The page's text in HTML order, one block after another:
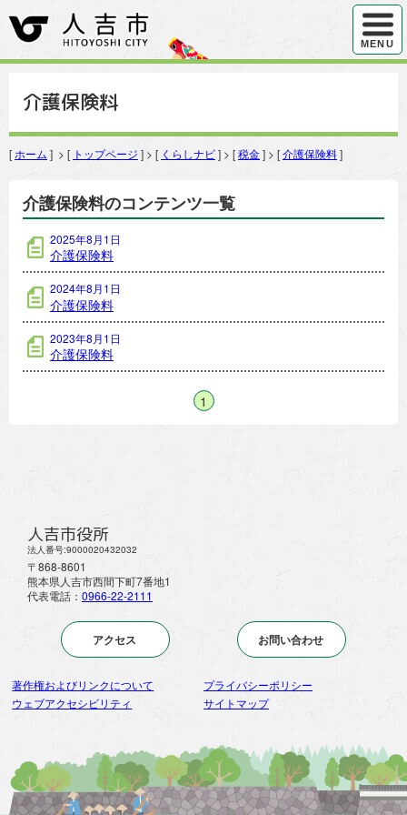
ハンバ
MENU
介護保険料
[ ホーム ] > [ トップページ ] > [ くらしナビ] > [税金] > [介護保険料]
介護保険料のコンテンツ一覧
2025年8月1日
介護保険料
2024年8月1日
介護保険料
2023年8月1日
介護保険料
1
人吉市役所
法人番号:9000020432032
〒868-8601
熊本県人吉市西間下町7番地1
代表電話： 0966-22-2111
アクセス お問い合わせ
著作権およびリンクについて
プライバシーポリシー
ウェブアクセシビリティ
サイトマップ